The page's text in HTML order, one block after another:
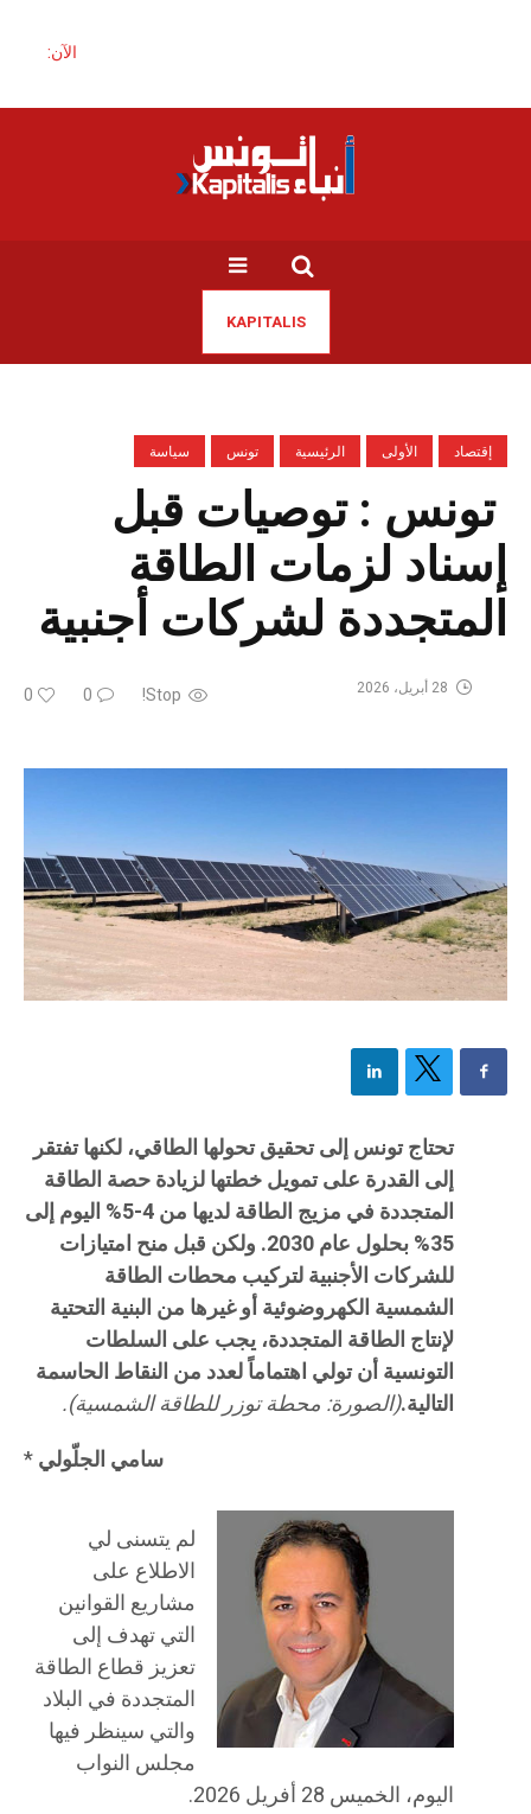
الآن:
KAPITALIS
إقتصاد الأولى الرئيسية تونس سياسة
تونس : توصيات قبل
إسناد لزمات الطاقة
المتجددة لشركات أجنبية
Stop!
0
0 28 أبريل، 2026
تحتاج تونس إلى تحقيق تحولها الطاقي، لكنها تفتقر
إلى القدرة على تمويل خطتها لزيادة حصة الطاقة
المتجددة في مزيج الطاقة لديها من 4-5% اليوم إلى
35% بحلول عام 2030. ولكن قبل منح امتيازات
للشركات الأجنبية لتركيب محطات الطاقة
الشمسية الكهروضوئية أو غيرها من البنية التحتية
لإنتاج الطاقة المتجددة، يجب على السلطات
التونسية أن تولي اهتماماً لعدد من النقاط الحاسمة
التالية.(الصورة: محطة توزر للطاقة الشمسية).
سامي الجلّولي*
لم يتسنى لي
الاطلاع على
مشاريع القوانين
التي تهدف إلى
تعزيز قطاع الطاقة
المتجددة في البلاد
والتي سينظر فيها
مجلس النواب
اليوم، الخميس 28 أفريل 2026.